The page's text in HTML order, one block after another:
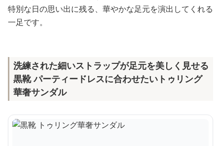
特別な日の思い出に残る、華やかな足元を演出してくれる
一足です。
洗練された細いストラップが足元を美しく見せる
黒靴 パーティードレスに合わせたいトゥリング
華奢サンダル